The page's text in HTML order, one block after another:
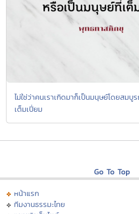
ไม่ใช่ว่าคนเราเกิดมาก็เป็นมนุษย์โดยสม
เต็มเปี่ยม
Go To Top
หน้าแรก
ทีมงานธรรมะไทย